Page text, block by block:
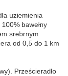
uziemienia
bawełny
srebrnym
od 0,5 do 1 km
Prześcieradło